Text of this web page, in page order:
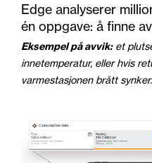
Edge analyserer
én oppgave: å finne
Eksempel på avvik:et
innetemperatur, eller hvis
varmestasjonen brått synker.